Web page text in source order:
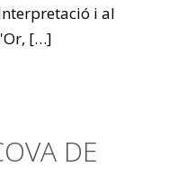
i al
[…]
DE